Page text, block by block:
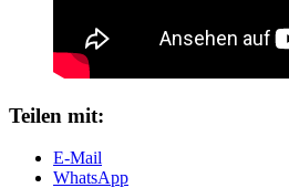
Teilen mit:
E-Mail
WhatsApp